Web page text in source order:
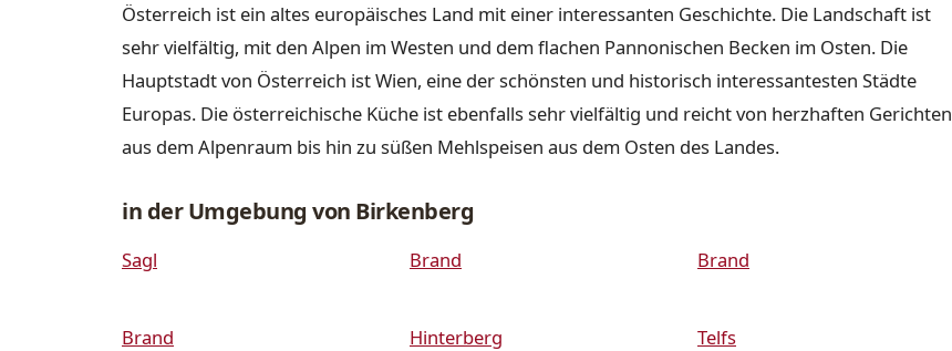
Österreich ist ein altes europäisches Land mit einer interessanten Geschichte. Die Landschaft ist
sehr vielfältig, mit den Alpen im Westen und dem flachen Pannonischen Becken im Osten. Die
Hauptstadt von Österreich ist Wien, eine der schönsten und historisch interessantesten Städte
Europas. Die österreichische Küche ist ebenfalls sehr vielfältig und reicht von herzhaften Gerichten
aus dem Alpenraum bis hin zu süßen Mehlspeisen aus dem Osten des Landes.
in der Umgebung von Birkenberg
Sagl Brand Brand
Brand Hinterberg Telfs